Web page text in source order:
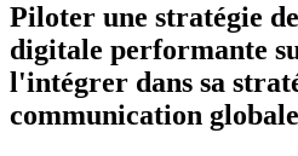
Piloter une stratégie
digitale performante
l'intégrer dans sa
communication